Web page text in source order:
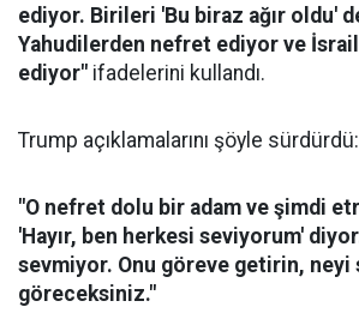
ediyor. Birileri 'Bu biraz ağır oldu'
Yahudilerden nefret ediyor ve
ediyor" ifadelerini kullandı.
Trump açıklamalarını şöyle sürdürdü:
"O nefret dolu bir adam ve şimdi
'Hayır, ben herkesi seviyorum'
sevmiyor. Onu göreve getirin, neyi
göreceksiniz."